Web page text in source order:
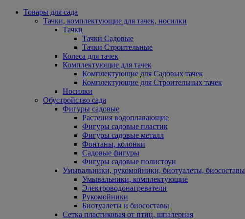
Товары для сада
Тачки, комплектующие для тачек, носилки
Тачки
Тачки Садовые
Тачки Строительные
Колеса для тачек
Комплектующие для тачек
Комплектующие для Садовых тачек
Комплектующие для Строительных тачек
Носилки
Обустройство сада
Фигуры садовые
Растения водоплавающие
Фигуры садовые пластик
Фигуры садовые металл
Фонтаны, колонки
Садовые фигуры
Фигуры садовые полистоун
Умывальники, рукомойники, биотуалеты, биосоставы
Умывальники, комплектующие
Электроводонагреватели
Рукомойники
Биотуалеты и биосоставы
Сетка пластиковая от птиц, шпалерная